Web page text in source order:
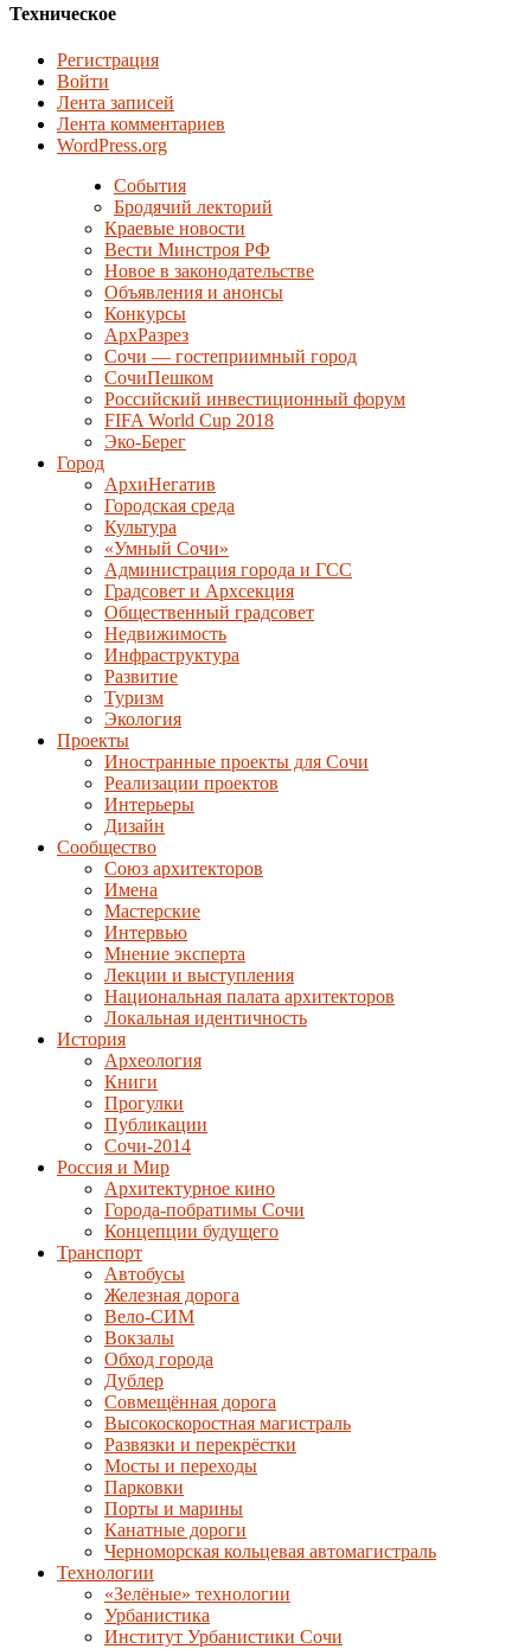
Техническое
Регистрация
Войти
Лента записей
Лента комментариев
WordPress.org
События
Бродячий лекторий
Краевые новости
Вести Минстроя РФ
Новое в законодательстве
Объявления и анонсы
Конкурсы
АрхРазрез
Сочи — гостеприимный город
СочиПешком
Российский инвестиционный форум
FIFA World Cup 2018
Эко-Берег
Город
АрхиНегатив
Городская среда
Культура
«Умный Сочи»
Администрация города и ГСС
Градсовет и Архсекция
Общественный градсовет
Недвижимость
Инфраструктура
Развитие
Туризм
Экология
Проекты
Иностранные проекты для Сочи
Реализации проектов
Интерьеры
Дизайн
Сообщество
Союз архитекторов
Имена
Мастерские
Интервью
Мнение эксперта
Лекции и выступления
Национальная палата архитекторов
Локальная идентичность
История
Археология
Книги
Прогулки
Публикации
Сочи-2014
Россия и Мир
Архитектурное кино
Города-побратимы Сочи
Концепции будущего
Транспорт
Автобусы
Железная дорога
Вело-СИМ
Вокзалы
Обход города
Дублер
Совмещённая дорога
Высокоскоростная магистраль
Развязки и перекрёстки
Мосты и переходы
Парковки
Порты и марины
Канатные дороги
Черноморская кольцевая автомагистраль
Технологии
«Зелёные» технологии
Урбанистика
Институт Урбанистики Сочи